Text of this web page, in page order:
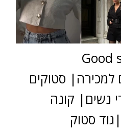
Good
למכירה| סטוקים
נשים| קונה
סטוק